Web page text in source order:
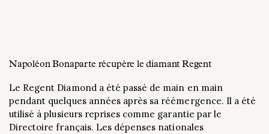
Napoléon Bonaparte récupère le diamant Regent
Le Regent Diamond a été passé de main en main
pendant quelques années après sa réémergence. Il a été
utilisé à plusieurs reprises comme garantie par le
Directoire français. Les dépenses nationales